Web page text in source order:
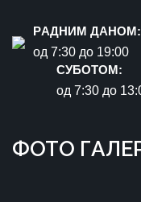
РAДНИМ ДАНОМ:
oд 7:30 до 19:00
СУБОТОМ:
oд 7:30 до
ФOTO